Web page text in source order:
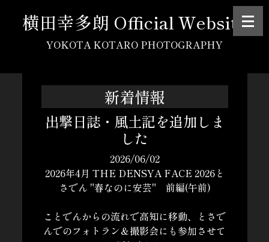
横田幸多朗 Official Website
YOKOTA KOTARO PHOTOGRAPHY
新着情報
出撃日誌・風土記を追加しま
した
2026/06/02
2026年4月 THE DENSYA FACE 2026と
さでん "春なのに安芸" 前編(午前)
ことでんからの流れで高知に移動、とさで
んでのフォトラン＆撮影会にも参加させて